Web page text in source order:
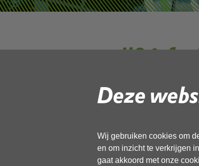
Deze
Wij gebruiken cookies om
en om inzicht te verkrijgen
gaat akkoord met onze
mail06-fw
omg-
Gebruik de onderstaande